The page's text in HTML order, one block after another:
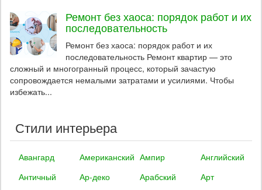
Ремонт без хаоса: порядок работ и их
последовательность
Ремонт без хаоса: порядок работ и их
последовательность Ремонт квартир — это
сложный и многогранный процесс, который зачастую
сопровождается немалыми затратами и усилиями. Чтобы
избежать...
Стили интерьера
Авангард Американский Ампир
Английский
Античный
Ар-деко Арабский
Арт